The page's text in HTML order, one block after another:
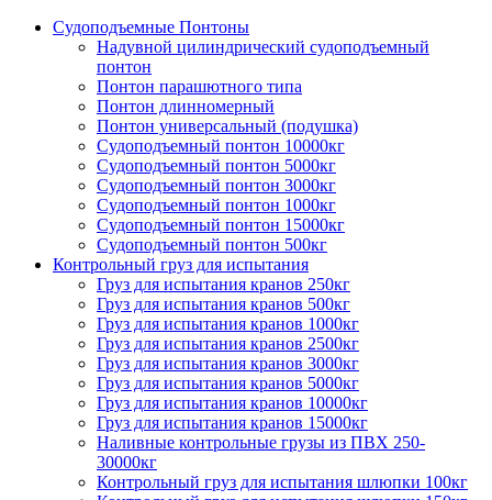
Судоподъемные Понтоны
Надувной цилиндрический судоподъемный
понтон
Понтон парашютного типа
Понтон длинномерный
Понтон универсальный (подушка)
Судоподъемный понтон 10000кг
Судоподъемный понтон 5000кг
Судоподъемный понтон 3000кг
Судоподъемный понтон 1000кг
Судоподъемный понтон 15000кг
Судоподъемный понтон 500кг
Контрольный груз для испытания
Груз для испытания кранов 250кг
Груз для испытания кранов 500кг
Груз для испытания кранов 1000кг
Груз для испытания кранов 2500кг
Груз для испытания кранов 3000кг
Груз для испытания кранов 5000кг
Груз для испытания кранов 10000кг
Груз для испытания кранов 15000кг
Наливные контрольные грузы из ПВХ 250-
30000кг
Контрольный груз для испытания шлюпки 100кг